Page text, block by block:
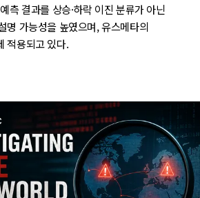
측 결과를 상승·하락 이진 분류가 아닌
명 가능성을 높였으며, 유스메타의
적용되고 있다.